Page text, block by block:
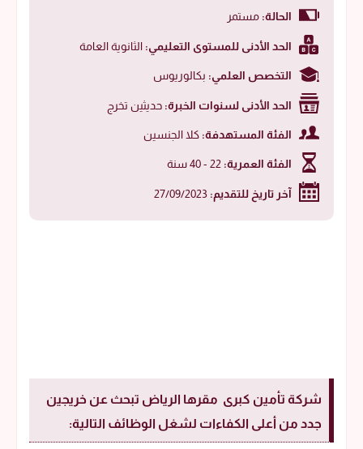
الحالة: مستمر
الحد الأدنى للمستوى التعليمي: الثانوية العامة
التخصص العلمي: بكالوريوس
الحد الأدنى لسنوات الخبرة: حديثين تخرج
الفئة المستهدفة: كلا الجنسين
الفئة العمرية:
آخر تاريخ للتقديم:
شركة تأمين كبرى مقرها الرياض تبحث عن خريجين
جدد من أعلى الكفاءات لشغل الوظائف التالية: